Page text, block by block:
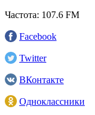
Частота: 107.6 FM
Facebook
Twitter
ВКонтакте
Одноклассники